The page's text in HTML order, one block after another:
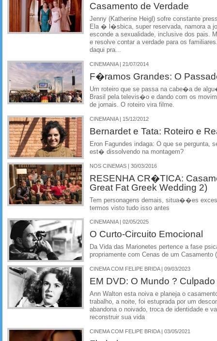
Casamento de Verdade
Jenny (Katherine Heigl) sofre constante
Ela � l�sbica, super reservada, namora a
esconde a sexualidade, inclusive dos pais.
e resolve contar a verdade para os
daqui pra...
CINEMANIA | 21/07/2014
F�ramos Grandes: O
Um roteiro que se passa na cabe�a de
Brasil pela televis�o e dando com os
de jornais. O roteiro vira filme.
CINEMANIA | 15/12/2012
Bernardet e Tata: Roteiro e
Eron Fagundes indaga: O que se pergunta,
est� dissolvendo na montagem?
NOS CINEMAS | 30/03/2016
RESENHA CR�TICA:
Great Fat Greek Wedding 2)
Tem personagens demais, situa��es
termos visto tudo isso antes
CINEMANIA | 02/05/2025
O Curto-Circuito Emocional
Da Vida das Marionetes pertence a fase
propriamente com Cenas de um Casamento
CINEMA COM FELIPE BRIDA | 09/03/2023
EM DVD: O Mundo ? Culpado
Ann Walton esta noiva e planeja o
trabalho, a noite, foi estuprada por um
abandona o noivado, troca de identidade e
reconstruir sua vida
CINEMA COM FELIPE BRIDA | 03/05/2021